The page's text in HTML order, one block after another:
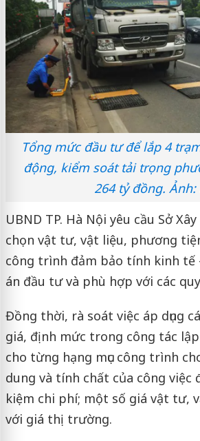
Tổng mức đầu tư để lắp 4
động, kiểm soát tải trọng
264 tỷ đồng. Ảnh:
UBND TP. Hà Nội yêu cầu Sở
chọn vật tư, vật liệu, phương
công trình đảm bảo tính kinh tế
án đầu tư và phù hợp với các
Đồng thời, rà soát việc áp dụng
giá, định mức trong công tác
cho từng hạng mục công trình
dung và tính chất của công việc
kiệm chi phí; một số giá vật tư,
với giá thị trường.